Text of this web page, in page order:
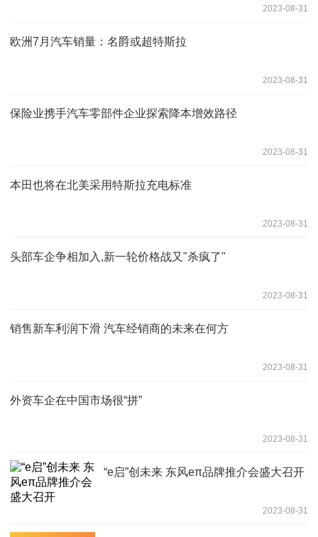
2023-08-31
欧洲7月汽车销量：名爵或超特斯拉
2023-08-31
保险业携手汽车零部件企业探索降本增效路径
2023-08-31
本田也将在北美采用特斯拉充电标准
2023-08-31
头部车企争相加入,新一轮价格战又"杀疯了"
2023-08-31
销售新车利润下滑 汽车经销商的未来在何方
2023-08-31
外资车企在中国市场很“拼”
2023-08-31
“e启”创未来 东风eπ品牌推介会盛大召开
2023-08-31